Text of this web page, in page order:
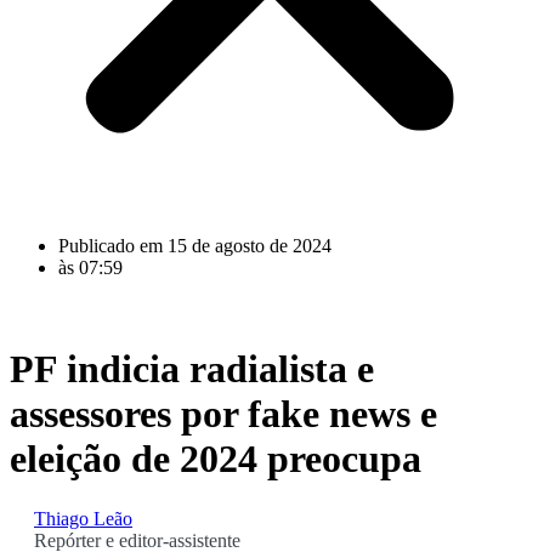
Publicado em 15 de agosto de 2024
às 07:59
PF indicia radialista e
assessores por fake news e
eleição de 2024 preocupa
Thiago Leão
Repórter e editor-assistente